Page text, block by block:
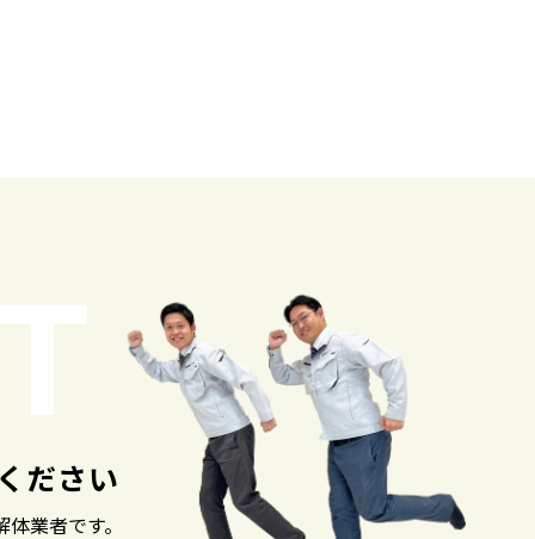
ださい
業者です。